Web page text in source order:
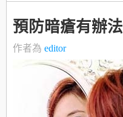
預防暗瘡有辦法
作者為 editor